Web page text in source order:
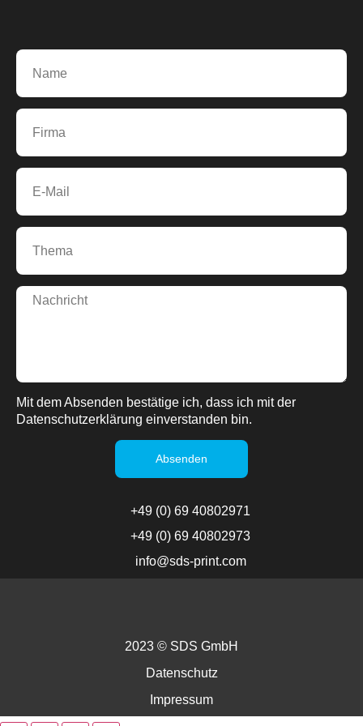
Maps immer
Mit dem Absenden bestätige ich, dass ich mit der
Datenschutzerklärung einverstanden bin.
Absenden
+49 (0) 69 40802971
+49 (0) 69 40802973
info@sds-print.com
2023 © SDS GmbH
Datenschutz
Impressum